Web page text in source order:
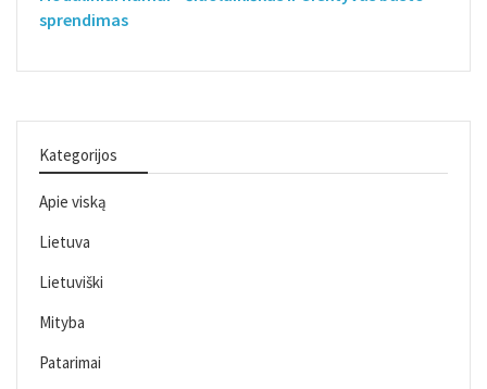
sprendimas
Kategorijos
Apie viską
Lietuva
Lietuviški
Mityba
Patarimai